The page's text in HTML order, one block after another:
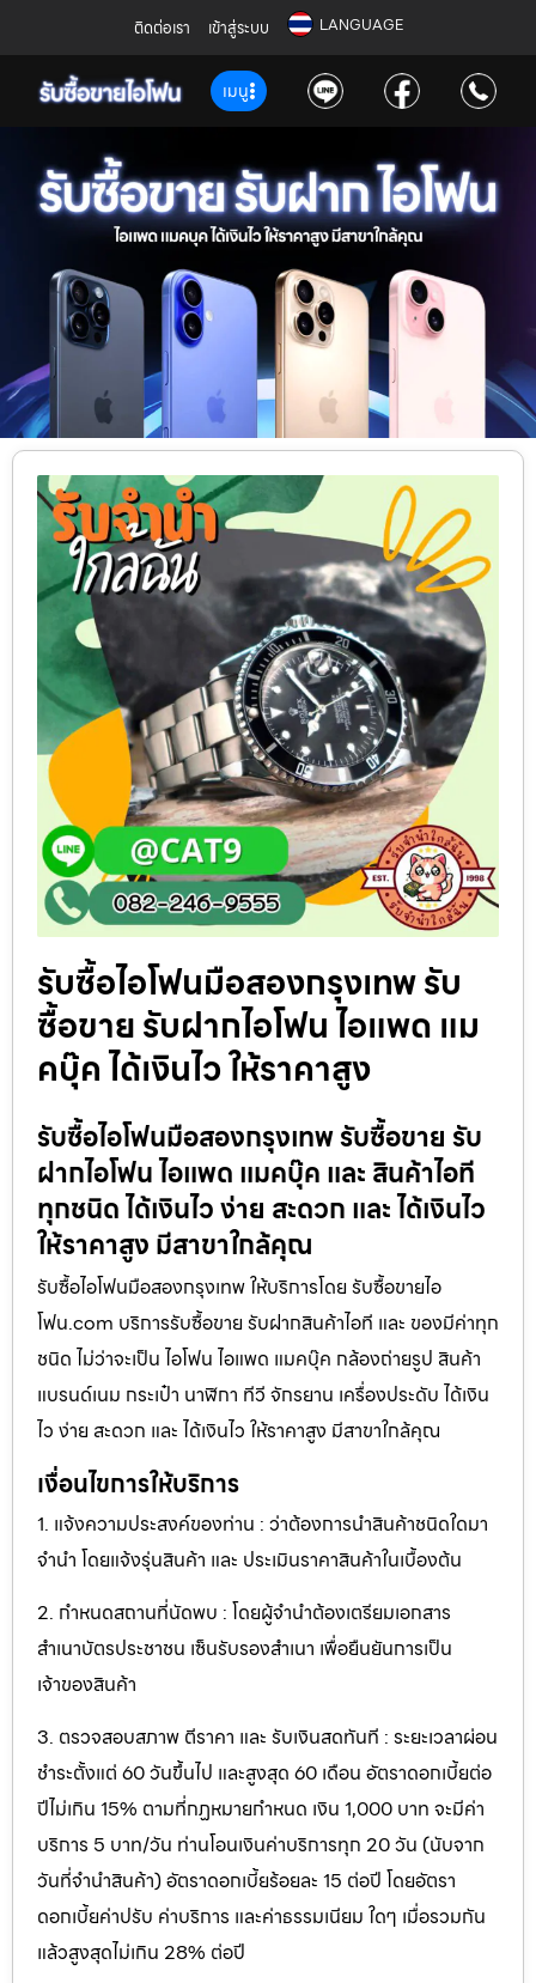
ติดต่อเรา เข้าสู่ระบบ LANGUAGE
เมนู
รับซื้อไอโฟนมือสองกรุงเทพ รับ
ซื้อขาย รับฝากไอโฟน ไอแพด แม
คบุ๊ค ได้เงินไว ให้ราคาสูง
รับซื้อไอโฟนมือสองกรุงเทพ รับซื้อขาย รับ
ฝากไอโฟน ไอแพด แมคบุ๊ค และ สินค้าไอที
ทุกชนิด ได้เงินไว ง่าย สะดวก และ ได้เงินไว
ให้ราคาสูง มีสาขาใกล้คุณ
รับซื้อไอโฟนมือสองกรุงเทพ ให้บริการโดย รับซื้อขายไอ
โฟน.com บริการรับซื้อขาย รับฝากสินค้าไอที และ ของมีค่าทุก
ชนิด ไม่ว่าจะเป็น ไอโฟน ไอแพด แมคบุ๊ค กล้องถ่ายรูป สินค้า
แบรนด์เนม กระเป๋า นาฬิกา ทีวี จักรยาน เครื่องประดับ ได้เงิน
ไว ง่าย สะดวก และ ได้เงินไว ให้ราคาสูง มีสาขาใกล้คุณ
เงื่อนไขการให้บริการ
1. แจ้งความประสงค์ของท่าน : ว่าต้องการนำสินค้าชนิดใดมา
จำนำ โดยแจ้งรุ่นสินค้า และ ประเมินราคาสินค้าในเบื้องต้น
2. กำหนดสถานที่นัดพบ : โดยผู้จำนำต้องเตรียมเอกสาร
สำเนาบัตรประชาชน เซ็นรับรองสำเนา เพื่อยืนยันการเป็น
เจ้าของสินค้า
3. ตรวจสอบสภาพ ตีราคา และ รับเงินสดทันที : ระยะเวลาผ่อน
ชำระตั้งแต่ 60 วันขึ้นไป และสูงสุด 60 เดือน อัตราดอกเบี้ยต่อ
ปีไม่เกิน 15% ตามที่กฏหมายกำหนด เงิน 1,000 บาท จะมีค่า
บริการ 5 บาท/วัน ท่านโอนเงินค่าบริการทุก 20 วัน (นับจาก
วันที่จำนำสินค้า) อัตราดอกเบี้ยร้อยละ 15 ต่อปี โดยอัตรา
ดอกเบี้ยค่าปรับ ค่าบริการ และค่าธรรมเนียม ใดๆ เมื่อรวมกัน
แล้วสูงสุดไม่เกิน 28% ต่อปี